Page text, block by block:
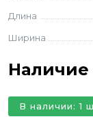
Длина
Ширина
Наличие
В наличии: 1